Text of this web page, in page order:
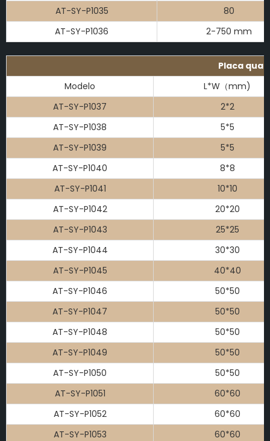
AT-SY-P1035
80
AT-SY-P1036
2-750 mm
Placa
Modelo
L*W（mm)
AT-SY-P1037
2*2
AT-SY-P1038
5*5
AT-SY-P1039
5*5
AT-SY-P1040
8*8
AT-SY-P1041
10*10
AT-SY-P1042
20*20
AT-SY-P1043
25*25
AT-SY-P1044
30*30
AT-SY-P1045
40*40
AT-SY-P1046
50*50
AT-SY-P1047
50*50
AT-SY-P1048
50*50
AT-SY-P1049
50*50
AT-SY-P1050
50*50
AT-SY-P1051
60*60
AT-SY-P1052
60*60
AT-SY-P1053
60*60